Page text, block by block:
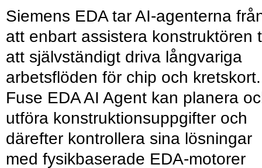
Siemens EDA tar AI-agenterna
att enbart assistera konstruktören
att självständigt driva långvariga
arbetsflöden för chip och kretskort.
Fuse EDA AI Agent kan planera
utföra konstruktionsuppgifter och
därefter kontrollera sina lösningar
med fysikbaserade EDA-motorer